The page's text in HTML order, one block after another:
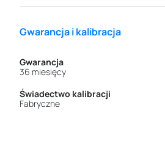
Gwarancja i kalibracja
Gwarancja
36 miesięcy
Świadectwo kalibracji
Fabryczne